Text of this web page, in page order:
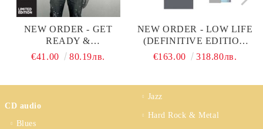
NEW ORDER - GET
READY &
BROTHERHOOD (2 X
€41.00 80.19лв.
NEW ORDER - LOW LIFE
(DEFINITIVE EDITION
BOX SET) (VINYL WITH
€163.00 318.80лв.
CD audio
Blues
Jazz
Hard Rock & Metal